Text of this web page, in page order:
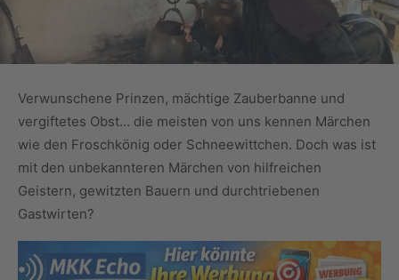
Verwunschene Prinzen, mächtige Zauberbanne und
vergiftetes Obst… die meisten von uns kennen Märchen
wie den Froschkönig oder Schneewittchen. Doch was ist
mit den unbekannteren Märchen von hilfreichen
Geistern, gewitzten Bauern und durchtriebenen
Gastwirten?